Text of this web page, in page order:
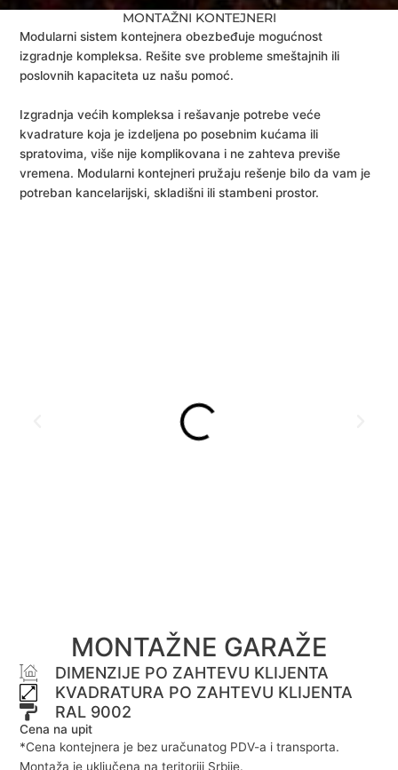
MONTAŽNI KONTEJNERI
Modularni sistem kontejnera obezbeđuje mogućnost
izgradnje kompleksa. Rešite sve probleme smeštajnih ili
poslovnih kapaciteta uz našu pomoć.
Izgradnja većih kompleksa i rešavanje potrebe veće
kvadrature koja je izdeljena po posebnim kućama ili
spratovima, više nije komplikovana i ne zahteva previše
vremena. Modularni kontejneri pružaju rešenje bilo da vam je
potreban kancelarijski, skladišni ili stambeni prostor.
MONTAŽNE GARAŽE
DIMENZIJE PO ZAHTEVU KLIJENTA
KVADRATURA PO ZAHTEVU KLIJENTA
RAL 9002
Cena na upit
*Cena kontejnera je bez uračunatog PDV-a i transporta.
Montaža je uključena na teritoriji Srbije.